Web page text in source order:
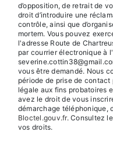
d’opposition, de retrait de
droit d’introduire une
contrôle, ainsi que
mortem. Vous pouvez
l'adresse Route de
par courrier électronique à
vous être demandé. Nous
période de prise de
légale aux fins probatoires
avez le droit de vous
démarchage téléphonique,
Bloctel.gouv.fr. Consultez
vos droits.